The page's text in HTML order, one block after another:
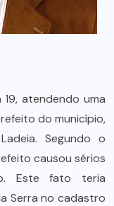
atendendo uma
do município,
Segundo o
causou sérios
Este fato teria
Serra no cadastro